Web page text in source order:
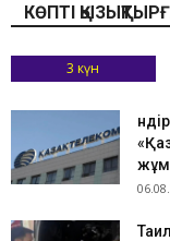
КӨПТІ
3 күн